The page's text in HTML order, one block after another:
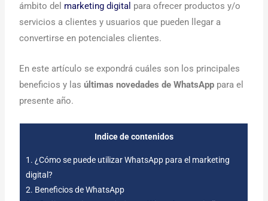
ámbito del marketing digital para ofrecer productos y/o
servicios a clientes y usuarios que pueden llegar a
convertirse en potenciales clientes.
En este artículo se expondrá cuáles son los principales
beneficios y las últimas novedades de WhatsApp para el
presente año.
Indice de contenidos
1. ¿Cómo se puede utilizar WhatsApp para el marketing
digital?
2. Beneficios de WhatsApp